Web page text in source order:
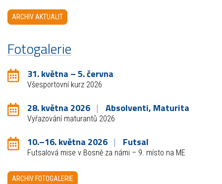
ARCHIV AKTUALIT
Fotogalerie
31. května – 5. června
Všesportovní kurz 2026
28. května 2026 Absolventi, Maturita
Vyřazování maturantů 2026
10.–16. května 2026 Futsal
Futsalová mise v Bosně za námi – 9. místo na ME
ARCHIV FOTOGALERIE